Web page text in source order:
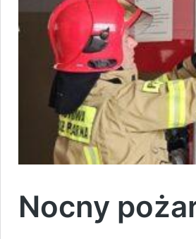
Nocny